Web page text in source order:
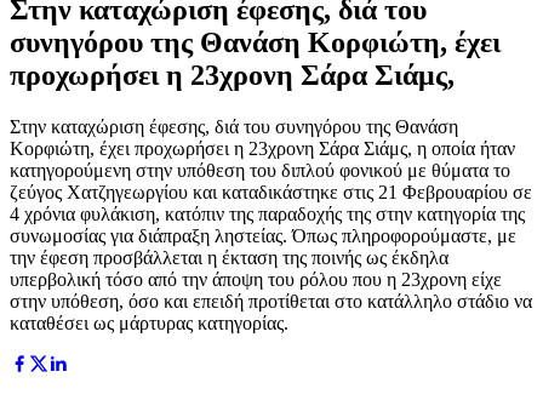
Στην καταχώριση έφεσης, διά του
συνηγόρου της Θανάση Κορφιώτη, έχει
προχωρήσει η 23χρονη Σάρα Σιάμς,
Στην καταχώριση έφεσης, διά του συνηγόρου της Θανάση
Κορφιώτη, έχει προχωρήσει η 23χρονη Σάρα Σιάμς, η οποία ήταν
κατηγορούμενη στην υπόθεση του διπλού φονικού με θύματα το
ζεύγος Χατζηγεωργίου και καταδικάστηκε στις 21 Φεβρουαρίου σε
4 χρόνια φυλάκιση, κατόπιν της παραδοχής της στην κατηγορία της
συνωμοσίας για διάπραξη ληστείας. Όπως πληροφορούμαστε, με
την έφεση προσβάλλεται η έκταση της ποινής ως έκδηλα
υπερβολική τόσο από την άποψη του ρόλου που η 23χρονη είχε
στην υπόθεση, όσο και επειδή προτίθεται στο κατάλληλο στάδιο να
καταθέσει ως μάρτυρας κατηγορίας.